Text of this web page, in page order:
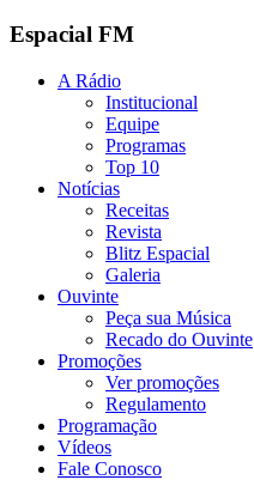
Espacial FM
A Rádio
Institucional
Equipe
Programas
Top 10
Notícias
Receitas
Revista
Blitz Espacial
Galeria
Ouvinte
Peça sua Música
Recado do Ouvinte
Promoções
Ver promoções
Regulamento
Programação
Vídeos
Fale Conosco